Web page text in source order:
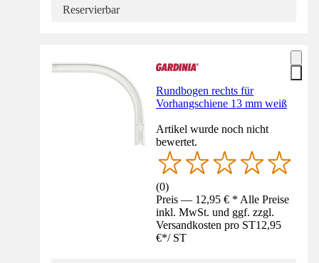
Reservierbar
Rundbogen rechts für
Vorhangschiene 13 mm weiß
Artikel wurde noch nicht
bewertet.
(0)
Preis — 12,95 € * Alle Preise
inkl. MwSt. und ggf. zzgl.
Versandkosten pro ST12,95
€*/ ST